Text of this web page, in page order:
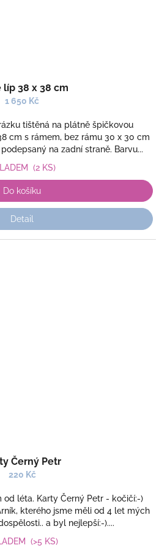
líp 38 x 38 cm
1 650 Kč
tištěná na plátně špičkovou
cm s rámem, bez rámu 30 x 30 cm
na zadní straně. Barvu...
(2 KS)
Do košíku
Detail
Černý Petr
220 Kč
od léta. Karty Černý Petr - kočičí:-)
kterého jsme měli od 4 let mých
a byl nejlepší:-)....
(>5 KS)